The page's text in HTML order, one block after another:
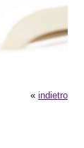
« indietro